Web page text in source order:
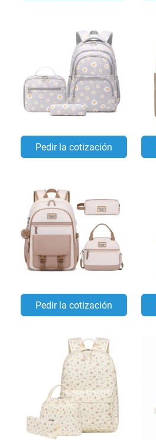
Pedir la cotización
Pedir la cotización